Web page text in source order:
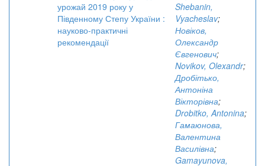
урожай 2019 року у
Південному Степу України :
науково-практичні
рекомендації
Shebanin,
Vyacheslav;
Новіков,
Олександр
Євгенович;
Novikov, Olexandr;
Дробітько,
Антоніна
Вікторівна;
Drobitko, Antonina;
Гамаюнова,
Валентина
Василівна;
Gamayunova,